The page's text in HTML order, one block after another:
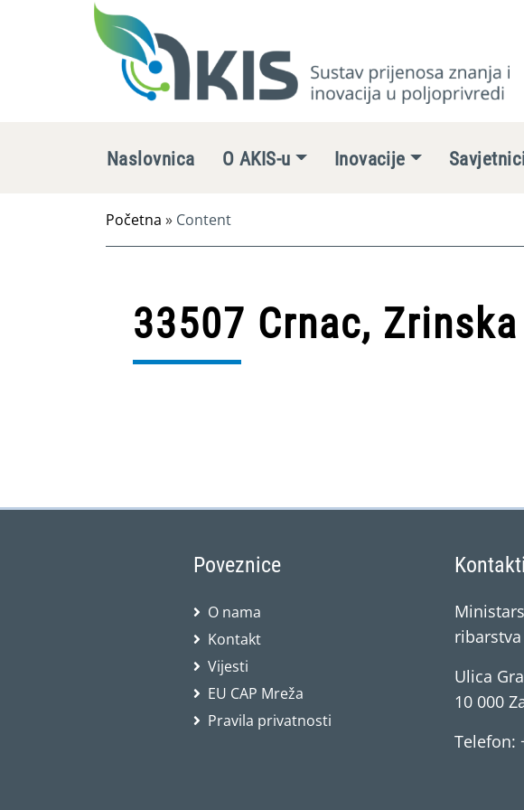
Naslovnica O AKIS-u Inovacije
Početna » Content
33507 Crnac,
Poveznice
O nama
Kontakt
Vijesti
EU CAP Mreža
Pravila privatnosti
ribarstva
Ulica
10 000
Telefon: